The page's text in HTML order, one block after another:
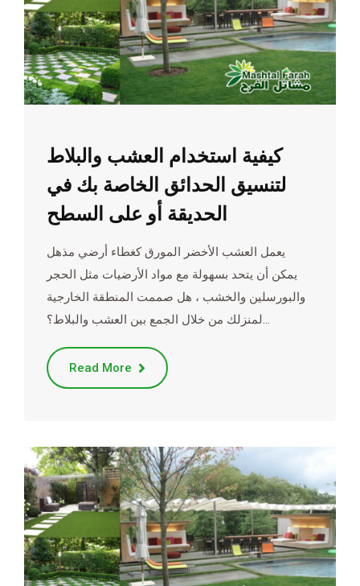
كيفية استخدام العشب والبلاط
لتنسيق الحدائق الخاصة بك في
الحديقة أو على السطح
يعمل العشب الأخضر المورق كغطاء أرضي مذهل
يمكن أن يتحد بسهولة مع مواد الأرضيات مثل الحجر
والبورسلين والخشب ، هل صممت المنطقة الخارجية
لمنزلك من خلال الجمع بين العشب والبلاط؟…
Read More